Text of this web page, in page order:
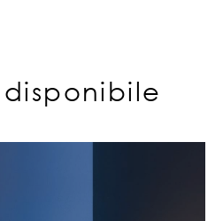
disponibile